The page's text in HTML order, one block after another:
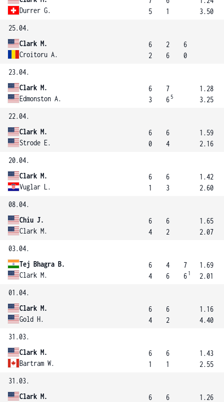
Durrer G.
5
1
3.50
25.04.
Clark M.
Croitoru A.
6
2
2
6
6
0
23.04.
Clark M.
Edmonston A.
6
3
7
6 5
1.28
3.25
22.04.
Clark M.
Strode E.
6
0
6
4
1.59
2.16
20.04.
Clark M.
Vuglar L.
6
1
6
3
1.42
2.60
08.04.
Chiu J.
Clark M.
6
4
6
2
1.65
2.07
03.04.
Tej Bhagra B.
Clark M.
6
4
4
6
7
6 1
1.69
2.01
01.04.
Clark M.
Gold H.
6
4
6
2
1.16
4.40
31.03.
Clark M.
Bartram W.
6
1
6
1
1.43
2.55
31.03.
Clark M.
6
6
1.26